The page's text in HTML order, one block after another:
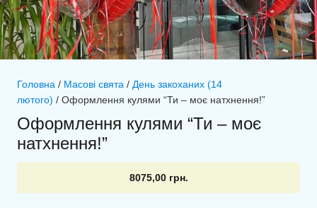
Головна / Масові свята / День закоханих (14
лютого) / Оформлення кулями “Ти – моє натхнення!”
Оформлення кулями “Ти – моє
натхнення!”
8075,00 грн.